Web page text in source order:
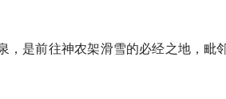
，是前往神农架滑雪的必经之地，